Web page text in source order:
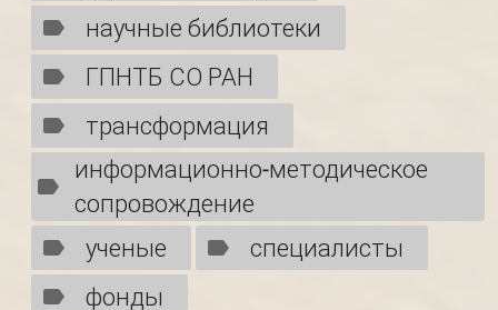
научные библиотеки
ГПНТБ СО РАН
трансформация
информационно-методическое
сопровождение
ученые
специалисты
фонды